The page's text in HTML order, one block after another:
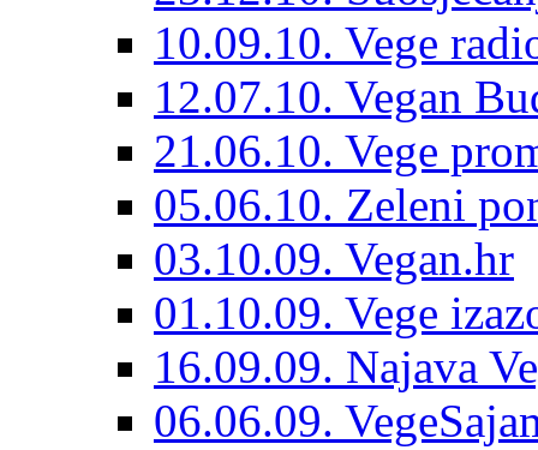
10.09.10. Vege
12.07.10. Vegan
21.06.10. Vege
05.06.10. Zeleni
03.10.09. Vegan.hr
01.10.09. Vege
16.09.09. Najava
06.06.09.